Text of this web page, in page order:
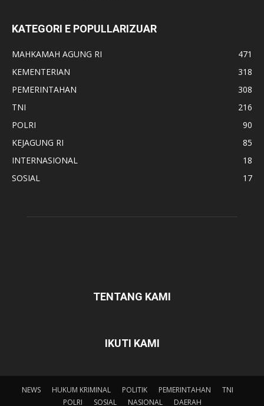
KATEGORI E POPULLARIZUAR
MAHKAMAH AGUNG RI
471
KEMENTERIAN
318
PEMERINTAHAN
308
TNI
216
POLRI
90
KEJAGUNG RI
85
INTERNASIONAL
18
SOSIAL
17
TENTANG KAMI
IKUTI KAMI
NEWS HUKUM KRIMINAL POLITIK PEMERINTAHAN
TNI
POLRI
SOSIAL NASIONAL DAERAH